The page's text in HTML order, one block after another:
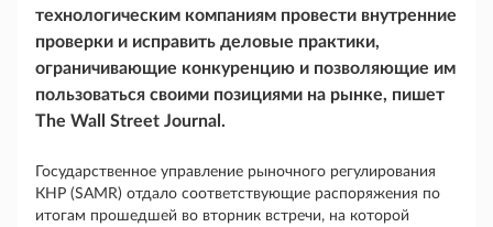
технологическим компаниям провести внутренние
проверки и исправить деловые практики,
ограничивающие конкуренцию и позволяющие им
пользоваться своими позициями на рынке, пишет
The Wall Street Journal.
Государственное управление рыночного регулирования
КНР (SAMR) отдало соответствующие распоряжения по
итогам прошедшей во вторник встречи, на которой